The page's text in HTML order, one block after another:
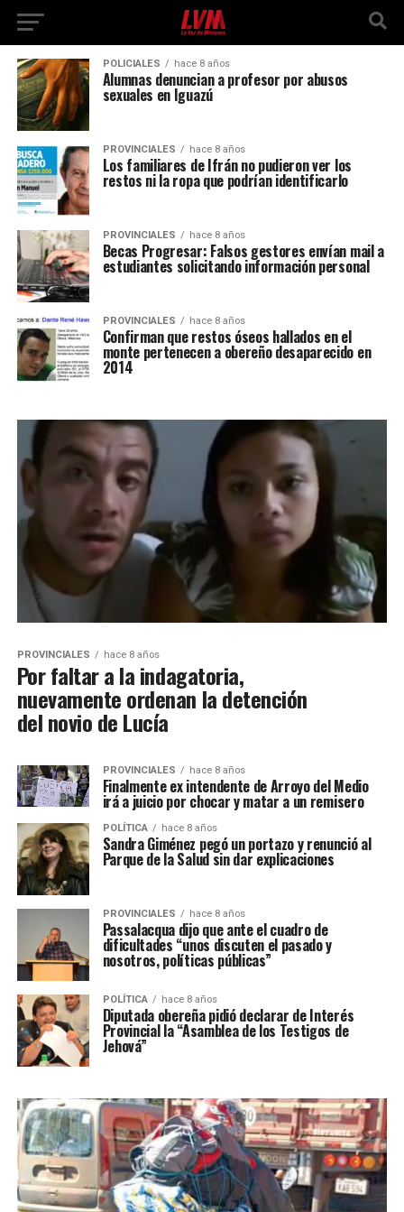
POLICIALES hace 8 años
Alumnas denuncian a profesor por abusos
sexuales en Iguazú
PROVINCIALES hace 8 años
Los familiares de Ifrán no pudieron ver los
restos ni la ropa que podrían identificarlo
PROVINCIALES hace 8 años
Becas Progresar: Falsos gestores envían mail a
estudiantes solicitando información personal
PROVINCIALES hace 8 años
Confirman que restos óseos hallados en el
monte pertenecen a obereño desaparecido en
2014
PROVINCIALES hace 8 años
Por faltar a la indagatoria,
nuevamente ordenan la detención
del novio de Lucía
PROVINCIALES hace 8 años
Finalmente ex intendente de Arroyo del Medio
irá a juicio por chocar y matar a un remisero
POLÍTICA hace 8 años
Sandra Giménez pegó un portazo y renunció al
Parque de la Salud sin dar explicaciones
PROVINCIALES hace 8 años
Passalacqua dijo que ante el cuadro de
dificultades “unos discuten el pasado y
nosotros, políticas públicas”
POLÍTICA hace 8 años
Diputada obereña pidió declarar de Interés
Provincial la “Asamblea de los Testigos de
Jehová”